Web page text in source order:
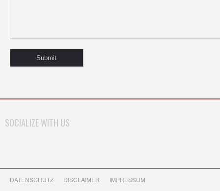
SOCIALIZE WITH US
DATENSCHUTZ DISCLAIMER IMPRESSUM